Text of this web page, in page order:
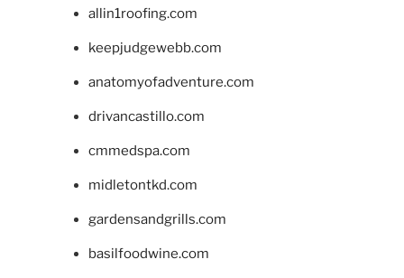
allin1roofing.com
keepjudgewebb.com
anatomyofadventure.com
drivancastillo.com
cmmedspa.com
midletontkd.com
gardensandgrills.com
basilfoodwine.com